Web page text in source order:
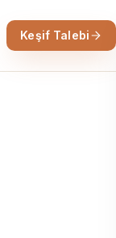
Keşif Talebi